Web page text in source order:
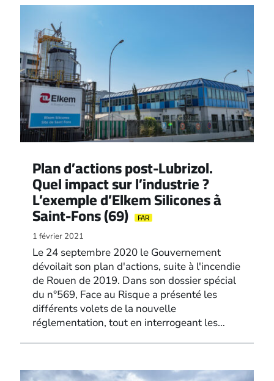
Plan d’actions post-Lubrizol.
Quel impact sur l’industrie ?
L’exemple d’Elkem Silicones à
Saint-Fons (69) FAR
1 février 2021
Le 24 septembre 2020 le Gouvernement
dévoilait son plan d'actions, suite à l'incendie
de Rouen de 2019. Dans son dossier spécial
du n°569, Face au Risque a présenté les
différents volets de la nouvelle
réglementation, tout en interrogeant les…